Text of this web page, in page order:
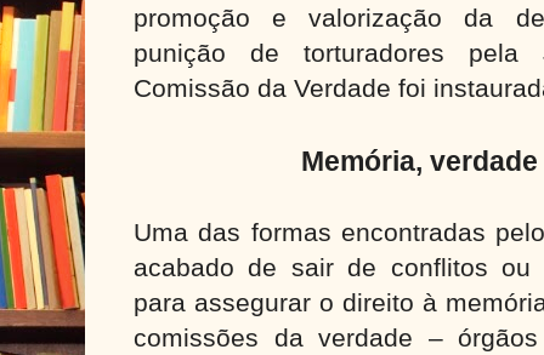
promoção e valorização da
punição de torturadores
Comissão da Verdade foi
Memória,
Uma das formas encontradas
acabado de sair de conflitos ou
para assegurar o direito à
comissões da verdade –